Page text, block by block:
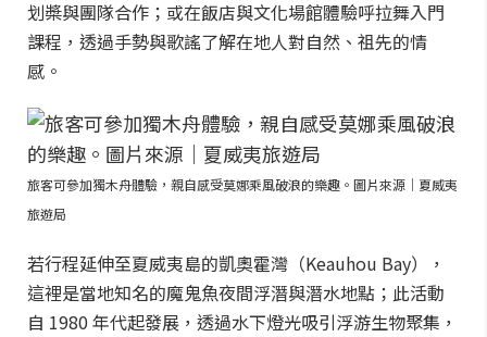
划槳與團隊合作；或在飯店與文化場館體驗呼拉舞入門
課程，透過手勢與歌謠了解在地人對自然、祖先的情
感。
旅客可參加獨木舟體驗，親自感受莫娜乘風破浪的樂趣。圖片來源｜夏威夷
旅遊局
若行程延伸至夏威夷島的凱奧霍灣（Keauhou Bay），
這裡是當地知名的魔鬼魚夜間浮潛與潛水地點；此活動
自 1980 年代起發展，透過水下燈光吸引浮游生物聚集，